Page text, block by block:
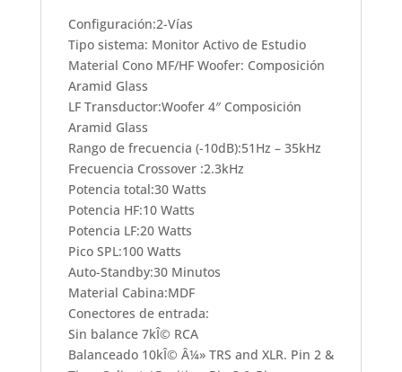
Configuración:2-Vías
Tipo sistema: Monitor Activo de Estudio
Material Cono MF/HF Woofer: Composición
Aramid Glass
LF Transductor:Woofer 4″ Composición
Aramid Glass
Rango de frecuencia (-10dB):51Hz – 35kHz
Frecuencia Crossover :2.3kHz
Potencia total:30 Watts
Potencia HF:10 Watts
Potencia LF:20 Watts
Pico SPL:100 Watts
Auto-Standby:30 Minutos
Material Cabina:MDF
Conectores de entrada:
Sin balance 7kÎ© RCA
Balanceado 10kÎ© Â¼» TRS and XLR. Pin 2 &